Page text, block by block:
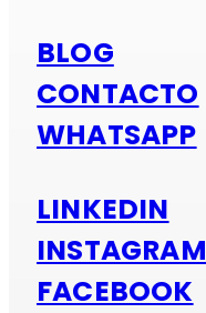
BLOG
CONTACTO
WHATSAPP
LINKEDIN
INSTAGRAM
FACEBOOK